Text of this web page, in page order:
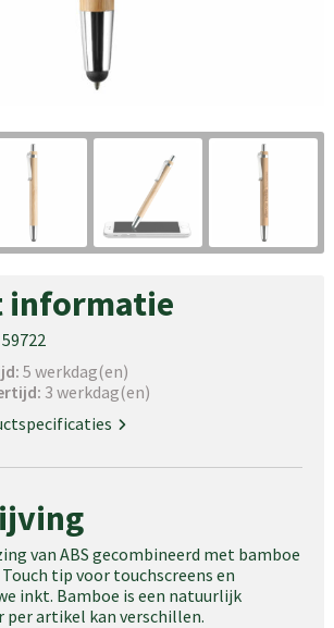
informatie
59722
5 werkdag(en)
3 werkdag(en)
van ABS gecombineerd met bamboe
tip voor touchscreens en
inkt. Bamboe is een natuurlijk
per artikel kan verschillen.